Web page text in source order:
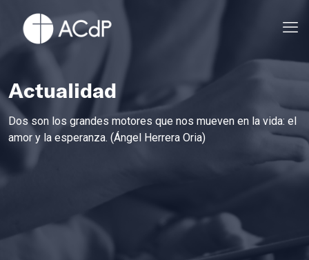
Actualidad
Dos son los grandes motores que nos mueven en la vida: el
amor y la esperanza. (Ángel Herrera Oria)